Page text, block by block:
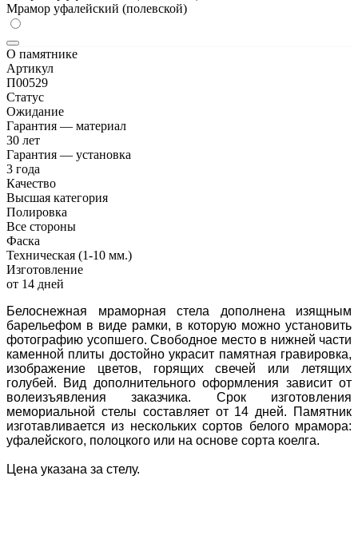
Мрамор уфалейский (полевской)
О памятнике
Артикул
П00529
Статус
Ожидание
Гарантия — материал
30 лет
Гарантия — установка
3 года
Качество
Высшая категория
Полировка
Все стороны
Фаска
Техническая (1-10 мм.)
Изготовление
от 14 дней
Белоснежная мраморная стела дополнена изящным
барельефом в виде рамки, в которую можно установить
фотографию усопшего. Свободное место в нижней части
каменной плиты достойно украсит памятная гравировка,
изображение цветов, горящих свечей или летящих
голубей. Вид дополнительного оформления зависит от
волеизъявления заказчика. Срок изготовления
мемориальной стелы составляет от 14 дней. Памятник
изготавливается из нескольких сортов белого мрамора:
уфалейского, полоцкого или на основе сорта коелга.
Цена указана за стелу.